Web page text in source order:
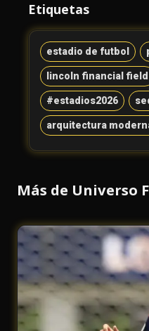
Etiquetas
estadio de futbol
lincoln financial field
#estadios2026
arquitectura
Más de Universo